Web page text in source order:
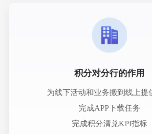
积分对分行的作用
为线下活动和业务搬到线上提
完成APP下载任务
完成积分清兑KPI指标